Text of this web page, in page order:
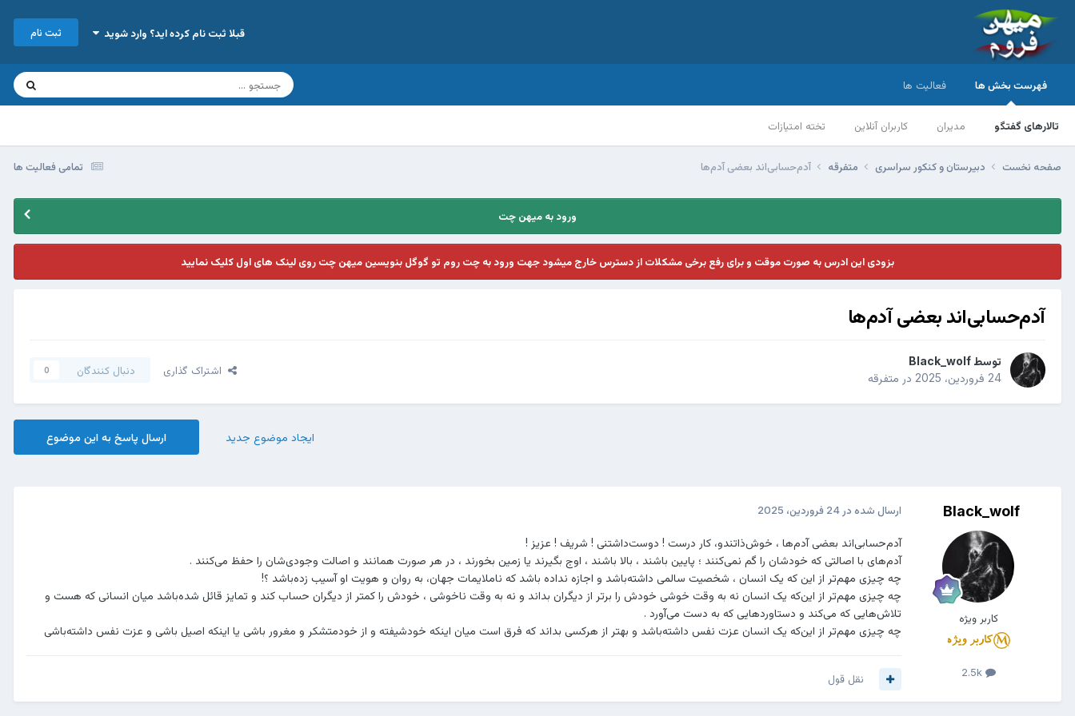
قبلا ثبت نام کرده اید؟ وارد شوید ثبت نام
فهرست بخش ها
تالارهای گفتگو مدیران کاربران آنلاین تخته امتیازات
فعالیت ها
تمامی فعالیت ها صفحه نخست دبیرستان و کنکور سراسری متفرقه آدم‌حسابی‌اند بعضی آدم‌ها
ورود به میهن چت
بزودی این ادرس به صورت موقت و برای رفع برخی مشکلات از دسترس خارج میشود جهت ورود به چت روم تو گوگل بنویسین میهن چت روی لینک های اول کلیک نمایید
آدم‌حسابی‌اند بعضی آدم‌ها
توسط Black_wolf
24 فروردین، 2025
در متفرقه
اشتراک گذاری دنبال کنندگان 0
ارسال پاسخ به این موضوع ایجاد موضوع جدید
Black_wolf
کاربر ویژه
2.5k
ارسال شده در 24 فروردین، 2025
آدم‌حسابی‌اند بعضی آدم‌ها ، خوش‌ذاتندو، کار درست ! دوست‌داشتنی ! شریف ! عزیز !
آدم‌های با اصالتی که خودشان را گم نمی‌کنند ؛ پایین باشند ، بالا باشند ، اوج بگیرند یا زمین بخورند ، در هر صورت همانند و اصالت وجودی‌شان را حفظ می‌کنند .
چه چیزی مهم‌تر از این که یک انسان ، شخصیت سالمی داشته‌باشد و اجازه نداده باشد که ناملایمات جهان، به روان و هویت او آسیب زده‌باشد ؟!
چه چیزی مهم‌تر از این‌که یک انسان نه به وقت خوشی خودش را برتر از دیگران بداند و نه به وقت ناخوشی ، خودش را کمتر از دیگران حساب کند و تمایز قائل شده‌باشد میان انسانی که هست و
تلاش‌هایی که می‌کند و دستاوردهایی که به دست می‌آورد .
چه چیزی مهم‌تر از این‌که یک انسان عزت نفس داشته‌باشد و بهتر از هرکسی بداند که فرق است میان اینکه خودشیفته و از خودمتشکر و مغرور باشی یا اینکه اصیل باشی و عزت نفس داشته‌باشی
نقل قول